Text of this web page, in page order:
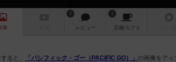
像
1
レビュー
1
店舗/カフェ
ると、 「パシフィック・ゴー（PACIFIC GO）」 の画像をアッ